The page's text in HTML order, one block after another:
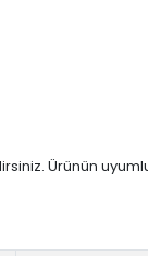
Ürünün